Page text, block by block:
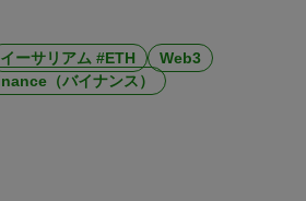
イーサリアム #ETH
Web3
（バイナンス）